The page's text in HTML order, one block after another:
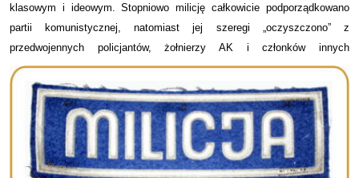
klasowym i ideowym. Stopniowo milicję całkowicie podporządkowano
partii komunistycznej, natomiast jej szeregi „oczyszczono” z
przedwojennych policjantów, żołnierzy AK i członków innych